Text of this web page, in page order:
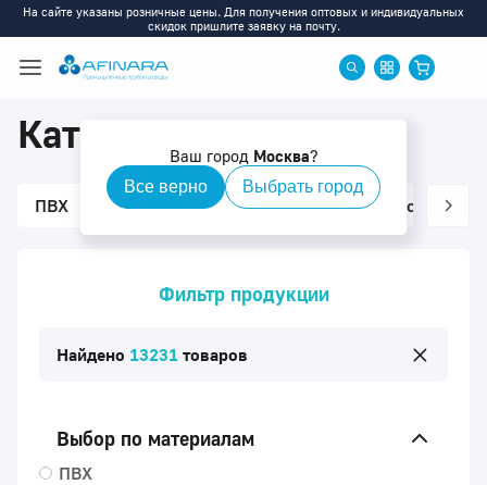
На сайте указаны розничные цены. Для получения оптовых и индивидуальных
скидок пришлите заявку на почту.
Ваш город Москва?
Все верно Выбрать город
Каталог
ПВХ ХПВХ ПП ПВДФ Ротаметры
Фильтр продукции
Найдено 13231 товаров
Выбор по материалам
ПВХ